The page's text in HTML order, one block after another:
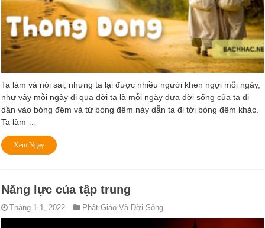
Ta làm và nói sai, nhưng ta lại được nhiều người khen ngợi mỗi ngày,
như vậy mỗi ngày đi qua đời ta là mỗi ngày đưa đời sống của ta đi
dần vào bóng đêm và từ bóng đêm này dẫn ta đi tới bóng đêm khác.
Ta làm …
Xem Ngay
Năng lực của tập trung
Tháng 1 1, 2022 Phật Giáo Và Đời Sống